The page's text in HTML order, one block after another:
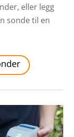
eller legg
sonde til en